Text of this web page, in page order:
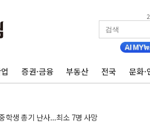
증권·금융 부동산 전국 문화·
력수요 역대 최고치 경신…한낮 총수요
멘 정부군과 사우디 동시 공격… 위기 고조되는
'가족 사건' 못 맡는다…상피제 실시
포스코인터·DX 지분 일부 매각
울 등 폭염중대경보 해제…누적 온열질환자